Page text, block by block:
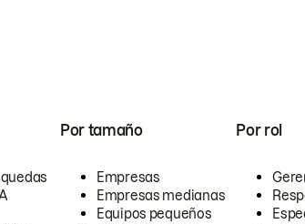
Por tamaño
Empresas
Empresas medianas
Equipos pequeños
Por rol